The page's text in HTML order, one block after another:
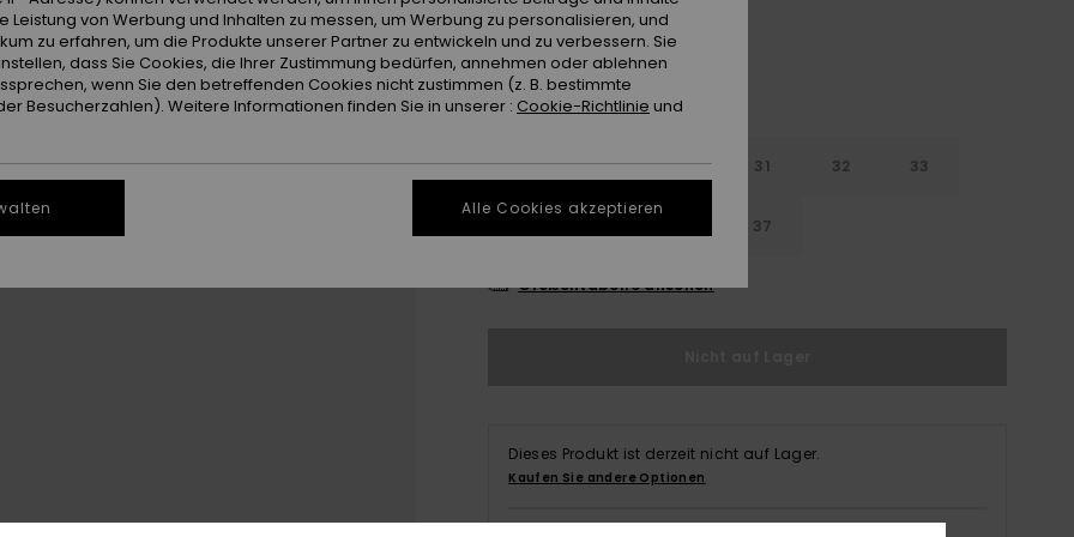
28 29 30 31 32 33
37
Größentabelle ansehen
Dieses Produkt ist derzeit nicht auf Lager.
Kaufen Sie andere Optionen
Leistung von Werbung und Inhalten zu messen, um Werbung zu personalisieren, und
zu erfahren, um die Produkte unserer Partner zu entwickeln und zu verbessern. Sie
dass Sie Cookies, die Ihrer Zustimmung bedürfen, annehmen oder ablehnen
wenn Sie den betreffenden Cookies nicht zustimmen (z. B. bestimmte
Besucherzahlen). Weitere Informationen finden Sie in unserer : Cookie-Richtlinie und
Alle Cookies akzeptieren